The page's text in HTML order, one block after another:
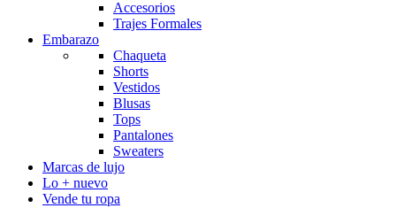
Accesorios
Trajes Formales
Embarazo
Chaqueta
Shorts
Vestidos
Blusas
Tops
Pantalones
Sweaters
Marcas de lujo
Lo + nuevo
Vende tu ropa